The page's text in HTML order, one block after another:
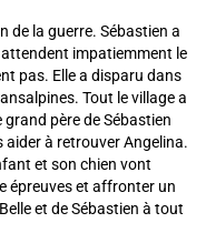
de la guerre. Sébastien a
impatiemment le
pas. Elle a disparu dans
Tout le village a
grand père de Sébastien
à retrouver Angelina.
et son chien vont
épreuves et affronter un
et de Sébastien à tout